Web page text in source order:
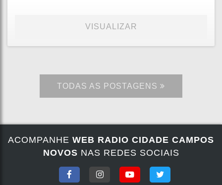
VISUALIZAR
TODAS AS POSTAGENS
ACOMPANHE WEB RADIO CIDADE CAMPOS
NOVOS NAS REDES SOCIAIS